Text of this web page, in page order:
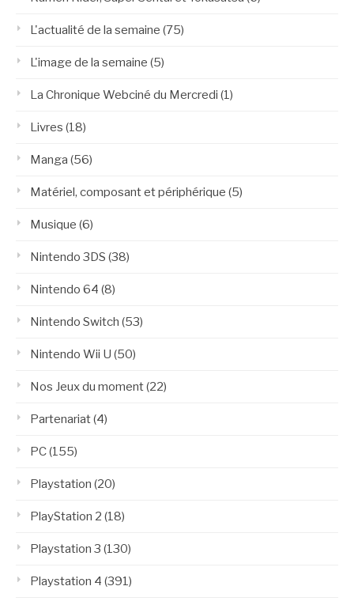
L'actualité de la semaine (75)
L'image de la semaine (5)
La Chronique Webciné du Mercredi (1)
Livres (18)
Manga (56)
Matériel, composant et périphérique (5)
Musique (6)
Nintendo 3DS (38)
Nintendo 64 (8)
Nintendo Switch (53)
Nintendo Wii U (50)
Nos Jeux du moment(22)
Partenariat(4)
PC(155)
Playstation (20)
PlayStation 2 (18)
Playstation 3 (130)
Playstation 4 (391)